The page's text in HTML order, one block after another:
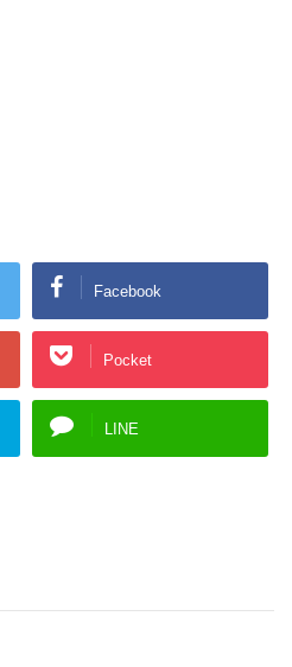
Facebook
Pocket
LINE